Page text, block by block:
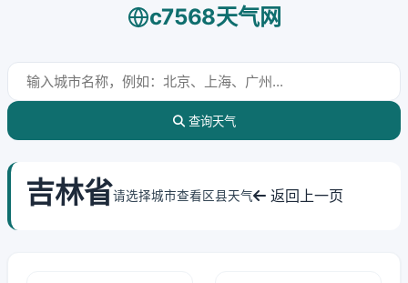
c7568天气网
查询天气
吉林省请选择城市查看区县天气 返回上一页